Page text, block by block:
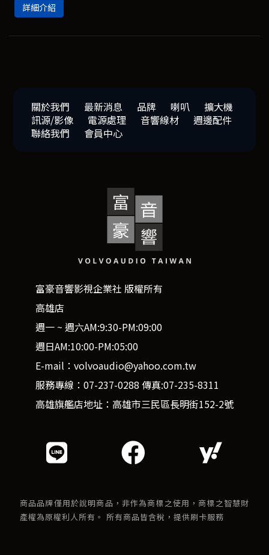
詳細介紹
關於我們 最新消息 品牌 喇叭
擴大機
訊源/影像
電源處理 音響線材
週邊配件
聯絡我們
會員中心
富豪音響影視企業社 版權所有
高雄店
週一 ~ 週六AM:9:30-PM:09:00
週日AM:10:00-PM:05:00
E-mail：volvoaudio@yahoo.com.tw
服務專線：07-237-0288 傳真:07-235-8311
高雄旗艦店地址：高雄市三民區長明街152-2號
商品品牌僅用於說明商品，非作為商標之使用，商標之智慧財
產權為原權利人所有。 所有商品皆含稅，提供刷卡服務